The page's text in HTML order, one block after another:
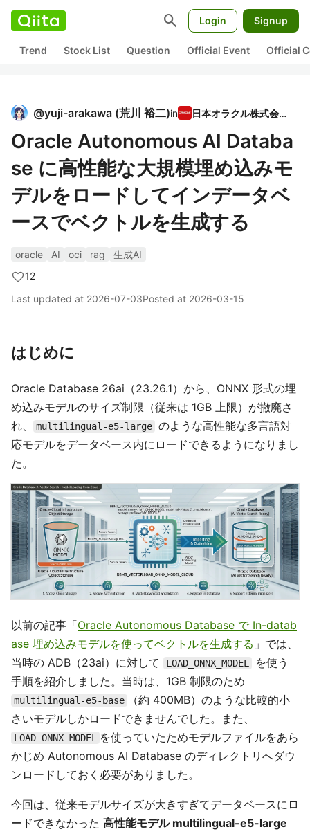
search Login Signup
Trend Stock List Question Official Event Official
@yuji-arakawa (荒川 裕二)in 日本オラクル株式会社
Oracle Autonomous AI Databa
se に高性能な大規模埋め込みモ
デルをロードしてインデータベ
ースでベクトルを生成する
oracle AI oci rag
生成AI
12
Last updated at 2026-07-03Posted at 2026-03-15
はじめに
Oracle Database 26ai（23.26.1）から、ONNX 形式の埋
め込みモデルのサイズ制限（従来は 1GB 上限）が撤廃さ
れ、
multilingual-e5-large のような高性能な多言語対
応モデルをデータベース内にロードできるようになりまし
た。
以前の記事「Oracle Autonomous Database で In-datab
ase 埋め込みモデルを使ってベクトルを生成する 」では、
当時の ADB（23ai）に対して
LOAD_ONNX_MODEL
を使う
手順を紹介しました。当時は、1GB 制限のため
multilingual-e5-base
（約 400MB）のような比較的小
さいモデルしかロードできませんでした。また、
LOAD_ONNX_MODEL を使っていたためモデルファイルをあら
かじめ Autonomous AI Database のディレクトリへダウ
ンロードしておく必要がありました。
今回は、従来モデルサイズが大きすぎてデータベースにロ
ードできなかった 高性能モデル multilingual-e5-large